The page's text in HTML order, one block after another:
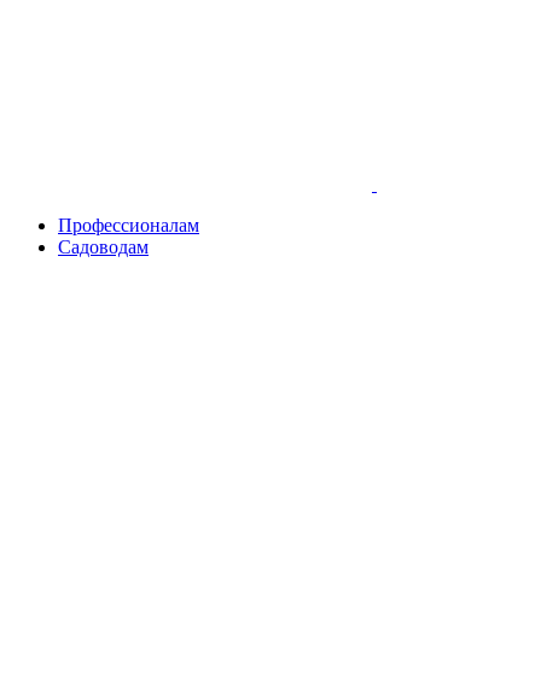
Профессионалам
Садоводам